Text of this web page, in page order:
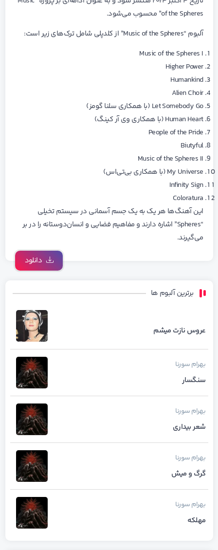
برترین آلبوم ها
عروس نازت میشم
بهرامسورنا
سنگسار
بهرامسورنا
شعر بیداری
بهرامسورنا
گرگ و میش
بهرامسورنا
مهلکه
of the Spheres” محسوب می‌شود.
آلبوم “Music of the Spheres” از کلدپلی شامل ترک‌های زیر است:
Music of the Spheres I
Higher Power
Humankind
Alien Choir
Let Somebody Go (با همکاری سلنا گومز)
Human Heart (با همکاری وی آر کینگ)
People of the Pride
Biutyful
Music of the Spheres II
My Universe (با همکاری بی‌تی‌اس)
Infinity Sign
Coloratura
این آهنگ‌ها هر یک به یک جسم آسمانی در سیستم تخیلی
“Spheres” اشاره دارند و مفاهیم فضایی و انسان‌دوستانه را در بر
می‌گیرند.
دانلود